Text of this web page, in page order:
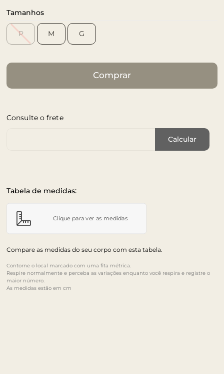
Tamanhos
P M G
Comprar
Consulte o frete
Calcular
Tabela de medidas:
Clique para ver as medidas
Compare as medidas do seu corpo com esta tabela.
Contorne o local marcado com uma fita métrica.
Respire normalmente e perceba as variações enquanto você respira e registre o
maior número.
As medidas estão em cm